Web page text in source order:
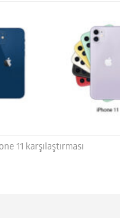
11 karşılaştırması